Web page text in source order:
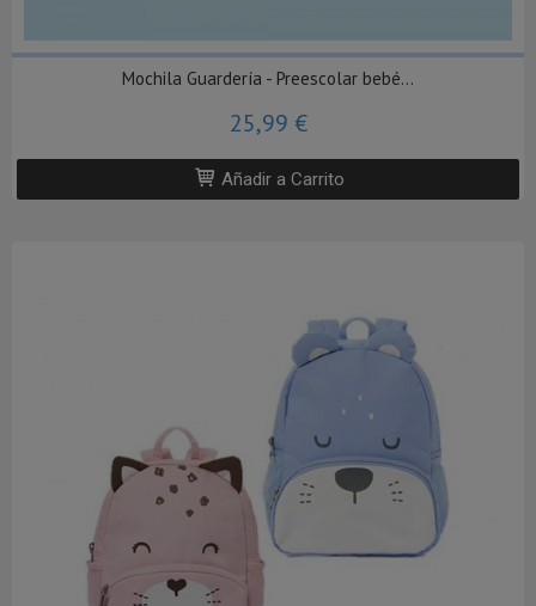
Mochila Guardería - Preescolar bebé...
25,99 €
Añadir a Carrito